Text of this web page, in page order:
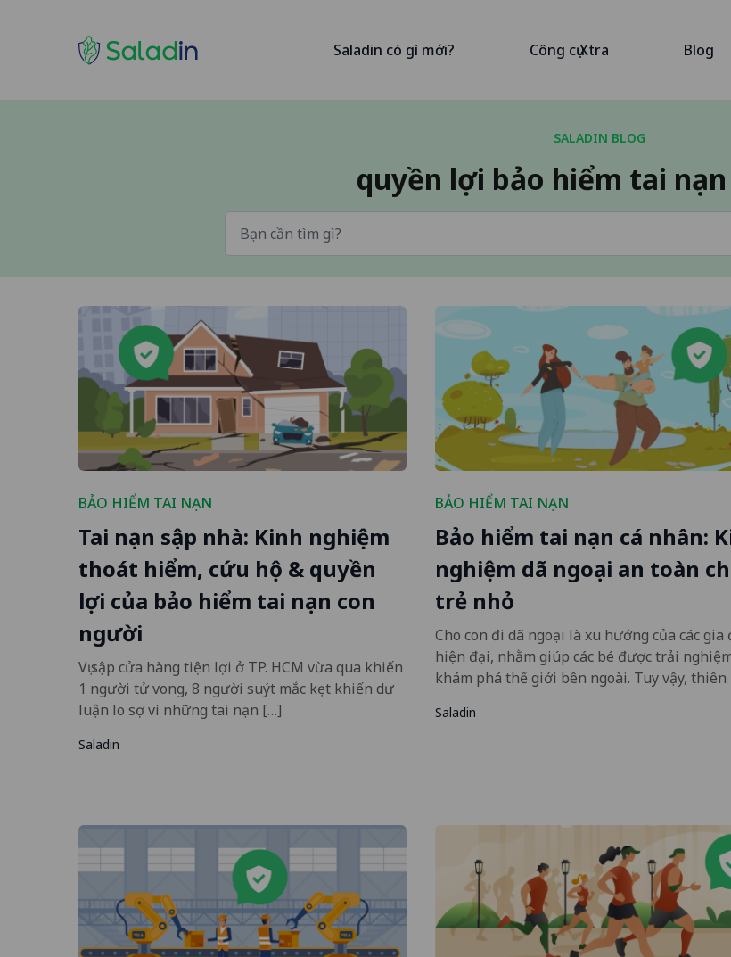
Saladin có gì mới? Công cụ Xtra Blog
SALADIN BLOG
quyền lợi bảo hiểm tai nạn
BẢO HIỂM TAI NẠN
Tai nạn sập nhà: Kinh nghiệm
thoát hiểm, cứu hộ & quyền
lợi của bảo hiểm tai nạn con
người
Vụ sập cửa hàng tiện lợi ở TP. HCM vừa qua khiến
1 người tử vong, 8 người suýt mắc kẹt khiến dư
luận lo sợ vì những tai nạn […]
Saladin
BẢO HIỂM TAI NẠN
Bảo hiểm tai nạn cá nhân:
nghiệm dã ngoại an toàn
trẻ nhỏ
Cho con đi dã ngoại là xu hướng của các gia
hiện đại, nhằm giúp các bé được trải
khám phá thế giới bên ngoài. Tuy vậy,
Saladin